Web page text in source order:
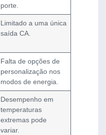
porte.
Limitado a uma única
saída CA.
Falta de opções de
personalização nos
modos de energia.
Desempenho em
temperaturas
extremas pode
variar.